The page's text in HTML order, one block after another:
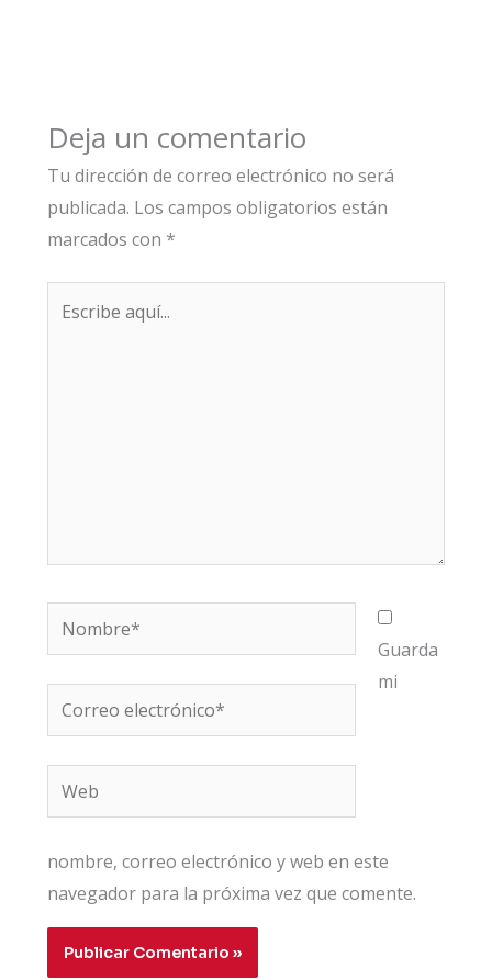
Deja un comentario
Tu dirección de correo electrónico no será
publicada. Los campos obligatorios están
marcados con *
Nombre*
Correo
electrónico*
Web
Guarda
mi
nombre, correo electrónico y web en este
navegador para la próxima vez que comente.